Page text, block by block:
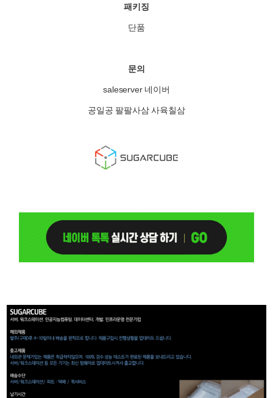
패키징
단품
문의
saleserver 네이버
공일공 팔팔사삼 사육칠삼